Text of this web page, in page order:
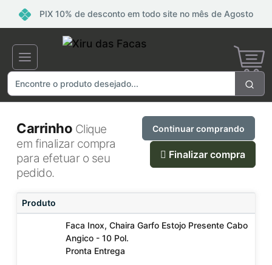
PIX 10% de desconto em todo site no mês de Agosto
Carrinho Clique
em finalizar compra
para efetuar o seu
pedido.
Continuar comprando
Finalizar compra
Produto
Faca Inox, Chaira Garfo Estojo Presente Cabo
Angico - 10 Pol.
Pronta Entrega